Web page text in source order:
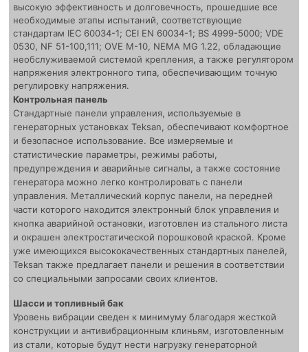
высокую эффективность и долговечность, прошедшие все
необходимые этапы испытаний, соответствующие
стандартам IEC 60034-1; CEI EN 60034-1; BS 4999-5000; VDE
0530, NF 51-100,111; OVE M-10, NEMA MG 1.22, обладающие
необслуживаемой системой крепления, а также регулятором
напряжения электронного типа, обеспечивающим точную
регулировку напряжения.
Контрольная панель
Стандартные панели управления, используемые в
генераторных установках Teksan, обеспечивают комфортное
и безопасное использование. Все измеряемые и
статистические параметры, режимы работы,
предупреждения и аварийные сигналы, а также состояние
генератора можно легко контролировать с панели
управления. Металлический корпус панели, на передней
части которого находится электронный блок управления и
кнопка аварийной остановки, изготовлен из стального листа
и окрашен электростатической порошковой краской. Кроме
уже имеющихся высококачественных стандартных панелей,
Teksan также предлагает панели и решения в соответствии
со специальными запросами своих клиентов.
Шасси и топливный бак
Уровень вибрации сведен к минимуму благодаря жесткой
конструкции и антивибрационным клиньям, изготовленным
из стали, которые будут нести нагрузку генераторной